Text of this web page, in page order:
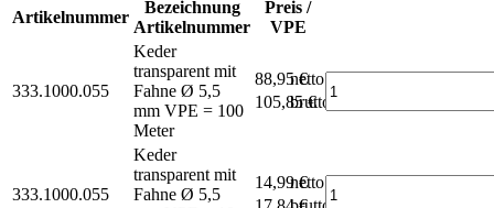
Artikelnummer
Bezeichnung
Artikelnummer
Preis /
VPE
333.1000.055
Keder
transparent mit
Fahne Ø 5,5
mm VPE = 100
Meter
88,95 €
netto
105,85 €
brutto*
333.1000.055
Keder
transparent mit
Fahne Ø 5,5
14,99 €
netto